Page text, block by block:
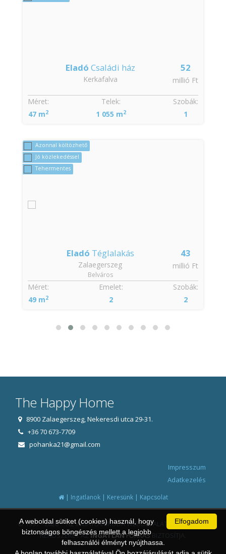
52
millió Ft
Eladó Családi ház
Kerkafalva
Szobák:
1
Méret:
47 m2
Telek:
1 055 m2
Azonnal költözhető
Jó közlekedéssel
Tehermentes
43
millió Ft
Eladó Téglalakás
Zalaegerszeg
Belváros
Szobák:
2
Méret:
49 m2
Emelet:
2
The Happy Home
8900 Zalaegerszeg, Nekeresdi utca 29-31.
+36 70 673-7709
pohanka21@gmail.com
Impresszum
Adatkezelés
| Ingatlanok| Keresünk| Kapcsolat
© 1997 - 2026 AZ INGATLANIRODA WEBOLDALÁT ÉS ÜGYVITELI
RENDSZERÉT AZINGATLANFORRÁSBIZTOSÍTJA.
Elfogadom
A weboldal sütiket (cookies) használ, hogy
biztonságos böngészés mellett a legjobb
felhasználói élményt nyújthassa.